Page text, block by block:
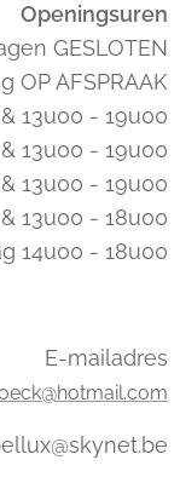
Openingsuren
GESLOTEN
OP AFSPRAAK
13u00 - 19u00
13u00 - 19u00
13u00 - 19u00
13u00 - 18u00
14u00 - 18u00
E-mailadres